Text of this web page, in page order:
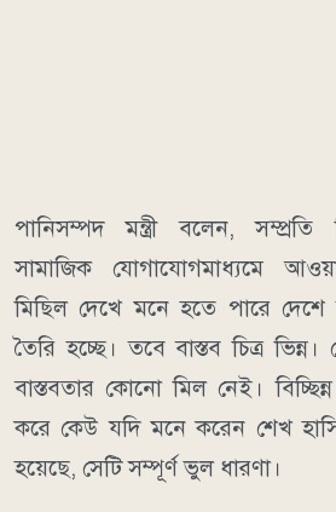
পানিসম্পদ মন্ত্রী বলেন, সম্প্রতি
সামাজিক যোগাযোগমাধ্যমে
মিছিল দেখে মনে হতে পারে দেশে
তৈরি হচ্ছে। তবে বাস্তব চিত্র
বাস্তবতার কোনো মিল নেই।
করে কেউ যদি মনে করেন শেখ
হয়েছে, সেটি সম্পূর্ণ ভুল ধারণা।